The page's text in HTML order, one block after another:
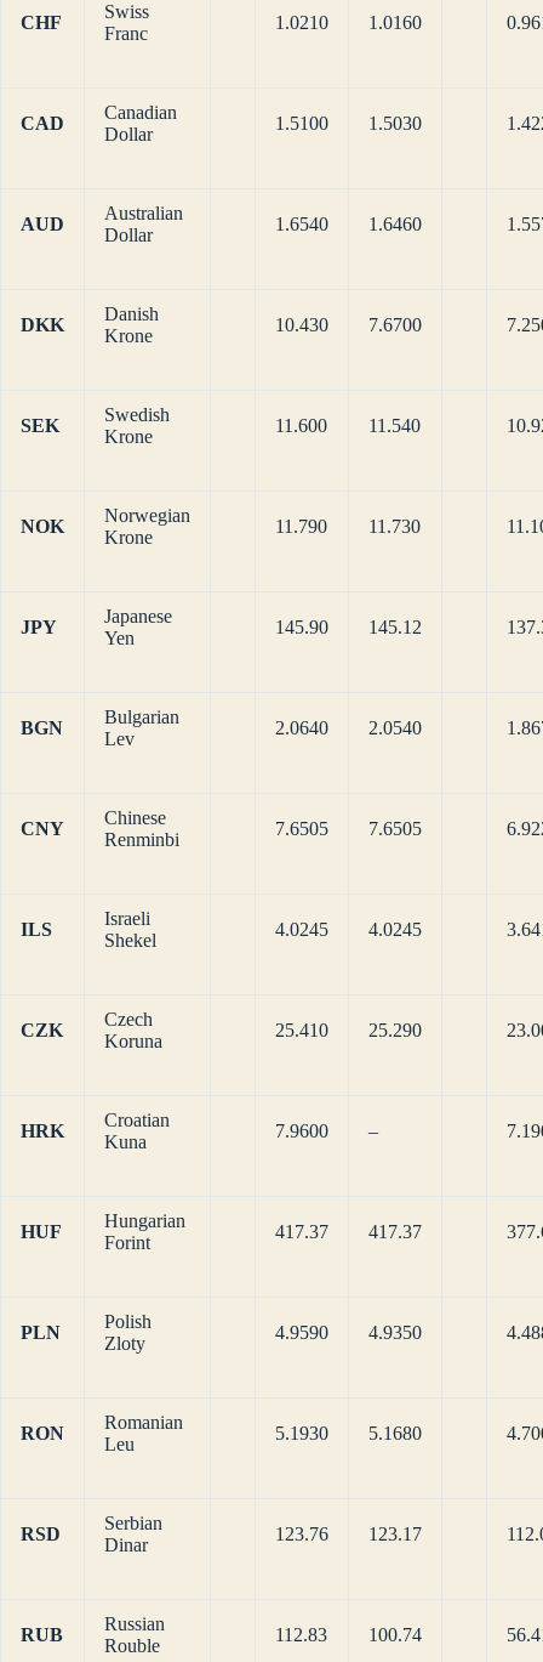
CHF
Swiss
Franc
1.0210 1.0160
CAD
Canadian
Dollar
1.5100 1.5030
AUD
Australian
Dollar
1.6540 1.6460
DKK
Danish
Krone
10.430 7.6700
SEK
Swedish
Krone
11.600 11.540
NOK
Norwegian
Krone
11.790 11.730
JPY
Japanese
Yen
145.90 145.12
BGN
Bulgarian
Lev
2.0640 2.0540
CNY
Chinese
Renminbi
7.6505 7.6505
ILS
Israeli
Shekel
4.0245 4.0245
CZK
Czech
Koruna
25.410 25.290
HRK
Croatian
Kuna
7.9600 –
HUF
Hungarian
Forint
417.37 417.37
PLN
Polish
Zloty
4.9590 4.9350
RON
Romanian
Leu
5.1930 5.1680
RSD
Serbian
Dinar
123.76 123.17
RUB
Russian
Rouble
112.83 100.74